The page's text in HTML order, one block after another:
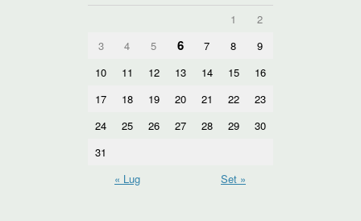
1
2
3
4 5 6 7 8
9
10
11 12 13 14 15
16
17
18 19 20 21 22
23
24
25 26 27 28 29
30
31
« Lug
Set »